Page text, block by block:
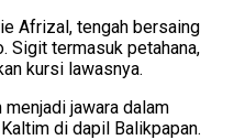
Afrizal, tengah bersaing
Sigit termasuk petahana,
kursi lawasnya.
jawara dalam
di dapil Balikpapan.